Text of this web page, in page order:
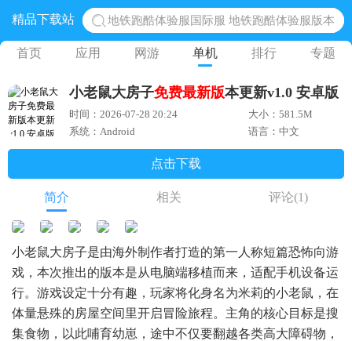
精品下载站
地铁跑酷体验服国际服 地铁跑酷体验服版本
网易光遇手游正版 点亮星空共庆周年
黎明觉醒生机腾讯正版 黎明觉醒生机国际服
蛋仔派对下载 蛋仔派对体验服
奥特曼王者传奇 正版奥特曼游戏
首页 应用 网游 单机 排行 专题
小老鼠大房子免费最新版本更新v1.0 安卓版
时间：2026-07-28 20:24
大小：581.5M
系统：Android
语言：中文
点击下载
简介 相关 评论(1)
小老鼠大房子是由海外制作者打造的第一人称短篇恐怖向游
戏，本次推出的版本是从电脑端移植而来，适配手机设备运
行。游戏设定十分有趣，玩家将化身名为米莉的小老鼠，在
体量悬殊的房屋空间里开启冒险旅程。主角的核心目标是搜
集食物，以此哺育幼崽，途中不仅要翻越各类高大障碍物，